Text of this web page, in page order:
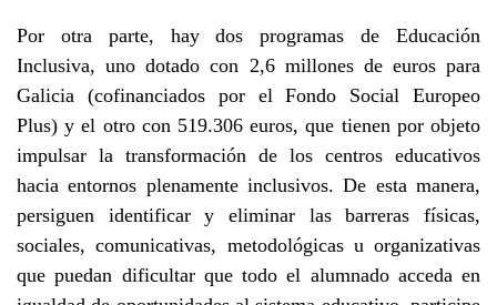
Por otra parte, hay dos programas de Educación
Inclusiva, uno dotado con 2,6 millones de euros para
Galicia (cofinanciados por el Fondo Social Europeo
Plus) y el otro con 519.306 euros, que tienen por objeto
impulsar la transformación de los centros educativos
hacia entornos plenamente inclusivos. De esta manera,
persiguen identificar y eliminar las barreras físicas,
sociales, comunicativas, metodológicas u organizativas
que puedan dificultar que todo el alumnado acceda en